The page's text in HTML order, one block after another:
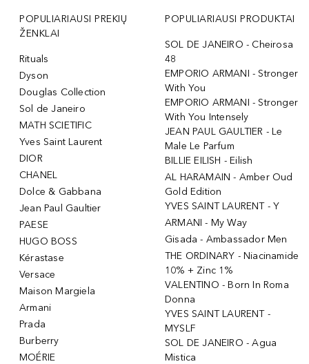
POPULIARIAUSI PREKIŲ
ŽENKLAI
Rituals
Dyson
Douglas Collection
Sol de Janeiro
MATH SCIETIFIC
Yves Saint Laurent
DIOR
CHANEL
Dolce & Gabbana
Jean Paul Gaultier
PAESE
HUGO BOSS
Kérastase
Versace
Maison Margiela
Armani
Prada
Burberry
MOÉRIE
POPULIARIAUSI PRODUKTAI
SOL DE JANEIRO - Cheirosa
48
EMPORIO ARMANI - Stronger
With You
EMPORIO ARMANI - Stronger
With You Intensely
JEAN PAUL GAULTIER - Le
Male Le Parfum
BILLIE EILISH - Eilish
AL HARAMAIN - Amber Oud
Gold Edition
YVES SAINT LAURENT - Y
ARMANI - My Way
Gisada - Ambassador Men
THE ORDINARY - Niacinamide
10% + Zinc 1%
VALENTINO - Born In Roma
Donna
YVES SAINT LAURENT -
MYSLF
SOL DE JANEIRO - Agua
Mistica